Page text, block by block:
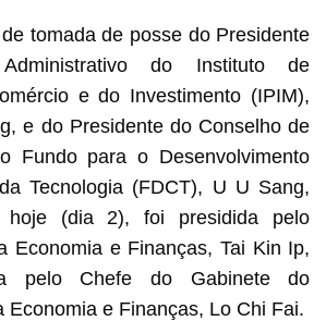
tomada de posse do Presidente
do Instituto de
e do Investimento (IPIM),
e do Presidente do Conselho de
Fundo para o Desenvolvimento
Tecnologia (FDCT), U U Sang,
(dia 2), foi presidida pelo
Economia e Finanças, Tai Kin Ip,
pelo Chefe do Gabinete do
Economia e Finanças, Lo Chi Fai.